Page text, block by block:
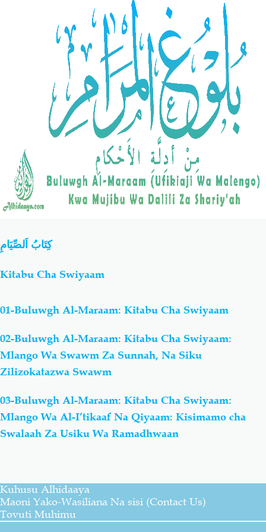
Salaf Wa Ummah Firaq-Makundi
Fiqh-Ibaadah Duaa-Adhkaar
Fataawa Za Ulamaa Kauli Za Salaf
Akhlaaq-Aadaab Raqaaiq
Familia-Jamii Maswali-Majibu
Chemsha Bongo Vitabu
Mapishi
كِتَابُ اَلصِّيَامِ
Kitabu Cha Swiyaam
01-Buluwgh Al-Maraam: Kitabu Cha Swiyaam
02-Buluwgh Al-Maraam: Kitabu Cha Swiyaam:
Mlango Wa Swawm Za Sunnah, Na Siku
Zilizokatazwa Swawm
03-Buluwgh Al-Maraam: Kitabu Cha Swiyaam:
Mlango Wa Al-I’tikaaf Na Qiyaam: Kisimamo cha
Swalaah Za Usiku Wa Ramadhwaan
Kuhusu Alhidaaya
Maoni Yako-Wasiliana Na sisi (Contact Us)
Tovuti Muhimu